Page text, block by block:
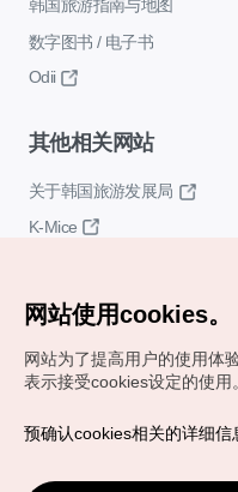
韩国旅游指南与地图
数字图书 / 电子书
Odii
其他相关网站
关于韩国旅游发展局
K-Mice
Copyrights (c) 韩国旅游
VISITKOREA官方邮箱
网站使用cookies。
网站为了提高用户的使用体
表示接受cookies设定的使用。
预确认cookies相关的详细